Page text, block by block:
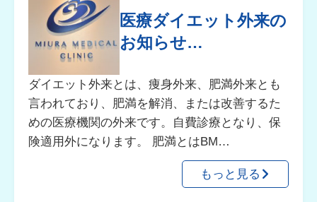
医療ダイエット外来の
お知らせ…
ダイエット外来とは、痩身外来、肥満外来とも
言われており、肥満を解消、または改善するた
めの医療機関の外来です。自費診療となり、保
険適用外になります。 肥満とはBM…
もっと見る